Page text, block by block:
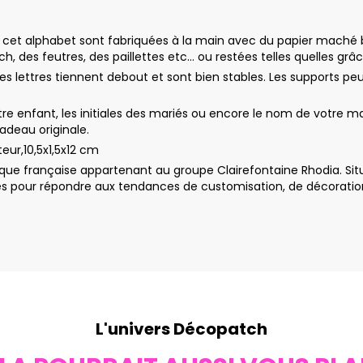
de cet alphabet sont fabriquées à la main avec du papier
des feutres, des paillettes etc… ou restées telles quelles
les lettres tiennent debout et sont bien stables. Les supports
enfant, les initiales des mariés ou encore le nom de
originale.
cm
française appartenant au groupe Clairefontaine Rhodia.
pour répondre aux tendances de customisation, de
L'univers Décopatch